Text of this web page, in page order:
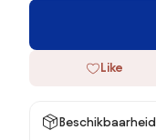
Like
Beschikbaarheid